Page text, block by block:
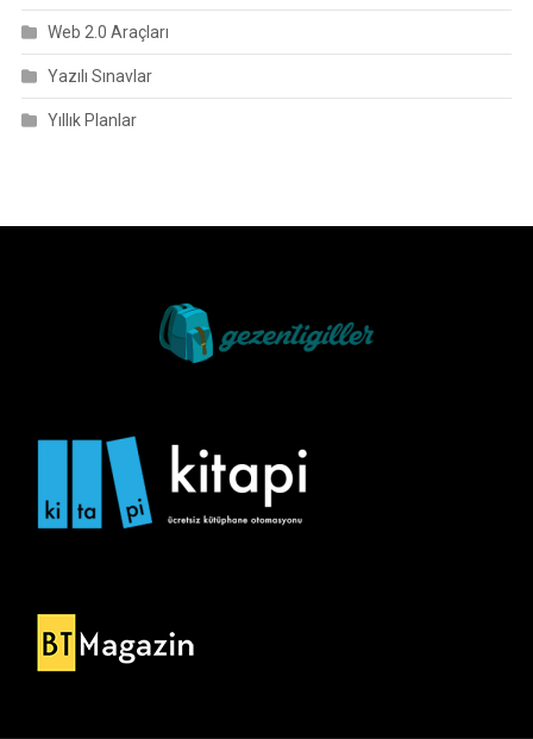
Web 2.0 Araçları
Yazılı Sınavlar
Yıllık Planlar